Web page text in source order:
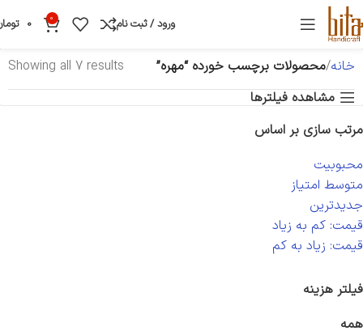
ورود / ثبت نام 0
0
خانه محصولات برچسب خورده “مهره”
Showing all 7 results
مشاهده فیلترها
مرتب سازی بر اساس
محبوبیت
متوسط امتیاز
جدیدترین
قیمت: کم به زیاد
قیمت: زیاد به کم
فیلتر هزینه
همه